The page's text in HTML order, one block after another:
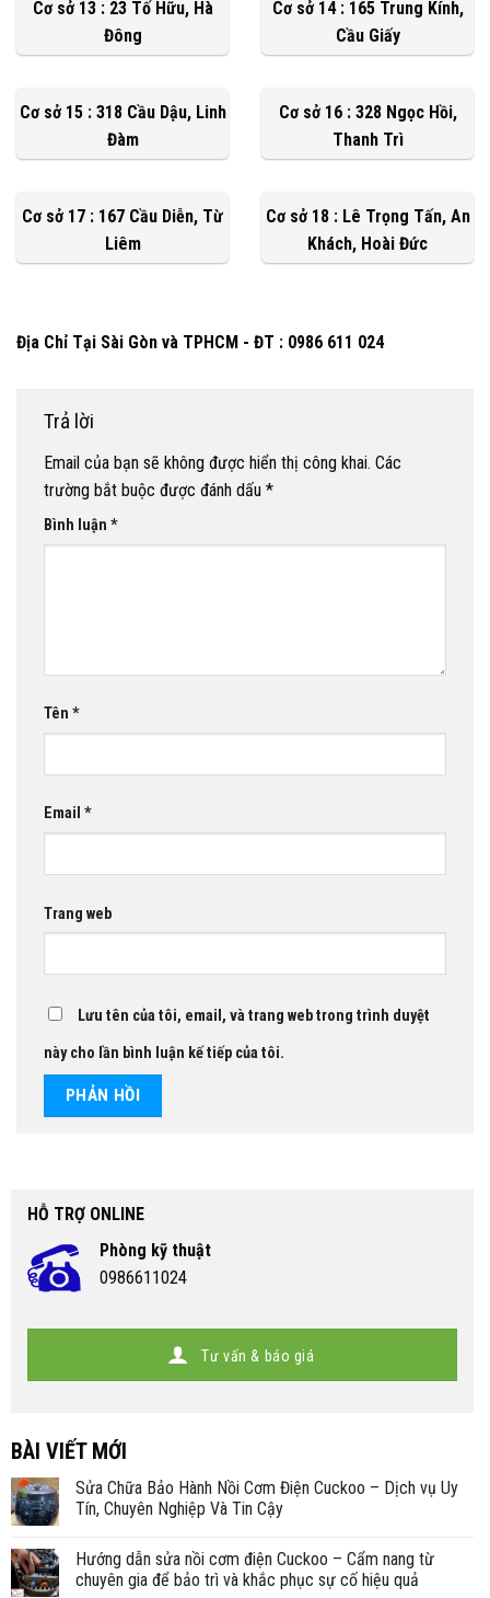
Cơ sở 13 : 23 Tố Hữu, Hà
Đông
Cơ sở 14 : 165 Trung Kính,
Cầu Giấy
Cơ sở 15 : 318 Cầu Dậu, Linh
Đàm
Cơ sở 16 : 328 Ngọc Hồi,
Thanh Trì
Cơ sở 17 : 167 Cầu Diễn, Từ
Liêm
Cơ sở 18 : Lê Trọng Tấn, An
Khách, Hoài Đức
Địa Chỉ Tại Sài Gòn và TPHCM - ĐT : 0986 611 024
Trả lời
Email của bạn sẽ không được hiển thị công khai. Các
trường bắt buộc được đánh dấu *
Bình luận *
Tên *
Email *
Trang web
Lưu tên của tôi, email, và trang web trong trình duyệt
này cho lần bình luận kế tiếp của tôi.
HỖ TRỢ ONLINE
Phòng kỹ thuật
0986611024
Tư vấn & báo giá
BÀI VIẾT MỚI
Sửa Chữa Bảo Hành Nồi Cơm Điện Cuckoo – Dịch vụ Uy
Tín, Chuyên Nghiệp Và Tin Cậy
Hướng dẫn sửa nồi cơm điện Cuckoo – Cẩm nang từ
chuyên gia để bảo trì và khắc phục sự cố hiệu quả